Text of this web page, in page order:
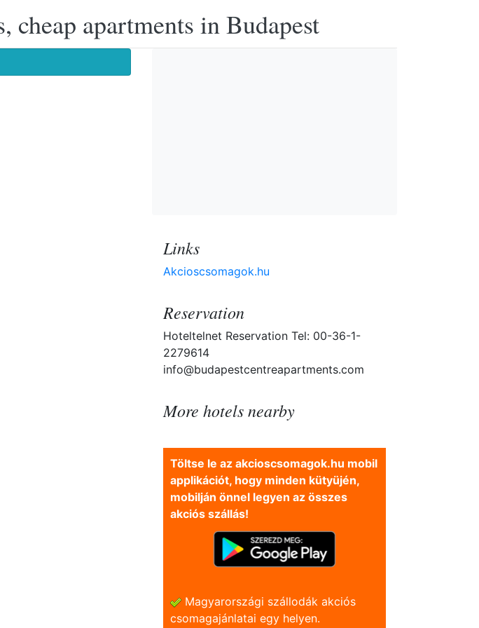
apartments in Budapest
Links
Akcioscsomagok.hu
Reservation
Hoteltelnet Reservation Tel: 00-36-1-
2279614
info@budapestcentreapartments.com
More hotels nearby
Töltse le az akcioscsomagok.hu mobil
applikációt, hogy minden kütyüjén,
mobilján önnel legyen az összes
akciós szállás!
Magyarországi szállodák akciós
csomagajánlatai egy helyen.